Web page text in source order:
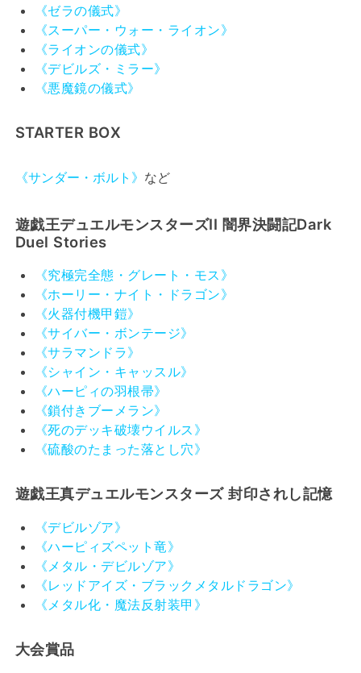
《ゼラの儀式》
《スーパー・ウォー・ライオン》
《ライオンの儀式》
《デビルズ・ミラー》
《悪魔鏡の儀式》
STARTER BOX
《サンダー・ボルト》 など
遊戯王デュエルモンスターズII 闇界決闘記Dark
Duel Stories
《究極完全態・グレート・モス》
《ホーリー・ナイト・ドラゴン》
《火器付機甲鎧》
《サイバー・ボンテージ》
《サラマンドラ》
《シャイン・キャッスル》
《ハーピィの羽根帚》
《鎖付きブーメラン》
《死のデッキ破壊ウイルス》
《硫酸のたまった落とし穴》
遊戯王真デュエルモンスターズ 封印されし記憶
《デビルゾア》
《ハーピィズペット竜》
《メタル・デビルゾア》
《レッドアイズ・ブラックメタルドラゴン》
《メタル化・魔法反射装甲》
大会賞品